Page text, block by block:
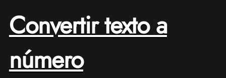
Convertir texto a
número